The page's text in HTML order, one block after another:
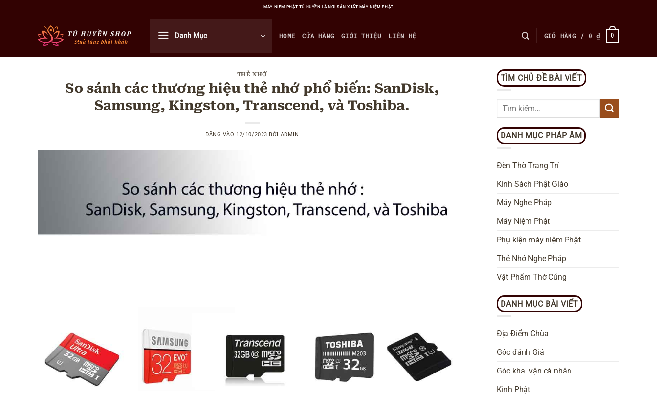
MÁY NIỆM PHẬT TÚ HUYỀN LÀ NƠI SẢN XUẤT MÁY NIỆM PHẬT
Danh Mục HOME CỬA HÀNG GIỚI THIỆU LIÊN HỆ GIỎ HÀNG / 0₫ 0
THẺ NHỚ
So sánh các thương hiệu thẻ nhớ phổ biến: SanDisk,
Samsung, Kingston, Transcend, và Toshiba.
ĐĂNG VÀO 12/10/2023 BỞI ADMIN
TÌM CHỦ ĐỀ BÀI VIẾT
DANH MỤC PHÁP ÂM
Đèn Thờ Trang Trí
Kinh Sách Phật Giáo
Máy Nghe Pháp
Máy Niệm Phật
Phụ kiện máy niệm Phật
Thẻ Nhớ Nghe Pháp
Vật Phẩm Thờ Cúng
DANH MỤC BÀI VIẾT
Địa Điểm Chùa
Góc đánh Giá
Góc khai vận cá nhân
Kinh Phật